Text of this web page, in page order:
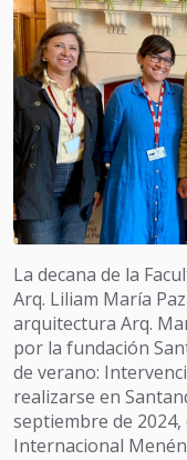
La decana de la
Arq. Liliam María
arquitectura Arq.
por la fundación
de verano:
realizarse en
septiembre de
Internacional